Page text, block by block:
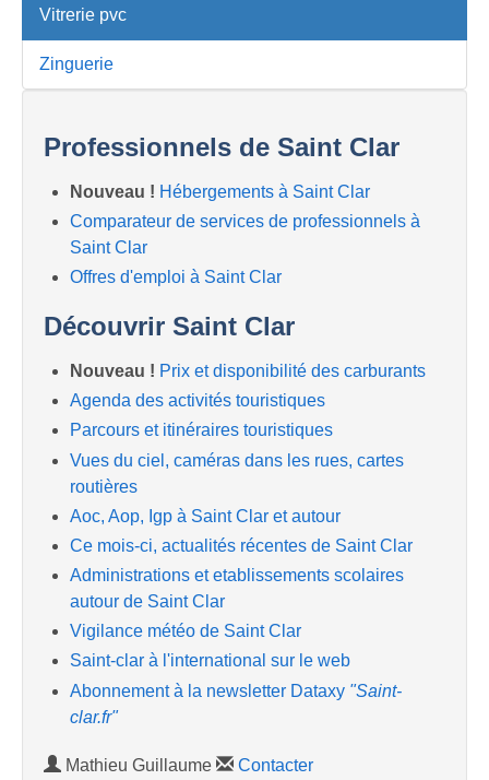
Vitrerie pvc
Zinguerie
Professionnels de Saint Clar
Nouveau ! Hébergements à Saint Clar
Comparateur de services de professionnels à
Saint Clar
Offres d'emploi à Saint Clar
Découvrir Saint Clar
Nouveau ! Prix et disponibilité des carburants
Agenda des activités touristiques
Parcours et itinéraires touristiques
Vues du ciel, caméras dans les rues, cartes
routières
Aoc, Aop, Igp à Saint Clar et autour
Ce mois-ci, actualités récentes de Saint Clar
Administrations et etablissements scolaires
autour de Saint Clar
Vigilance météo de Saint Clar
Saint-clar à l'international sur le web
Abonnement à la newsletter Dataxy "Saint-
clar.fr"
Mathieu Guillaume
Contacter